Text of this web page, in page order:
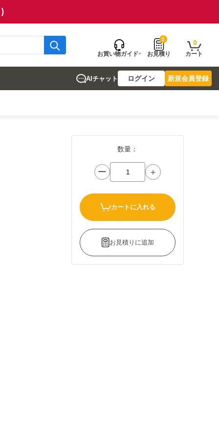
お買い物ガイド
0
お見積り
0
カート
AIチャット ログイン 新規会員登録
数量：
ー ＋
カートに入れる
お見積りに追加